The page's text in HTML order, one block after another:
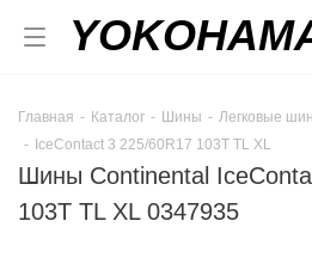
Главная - Каталог - Шины - Легковые
- IceContact 3 225/60R17 103T TL XL
Шины Continental
103T TL XL 0347935